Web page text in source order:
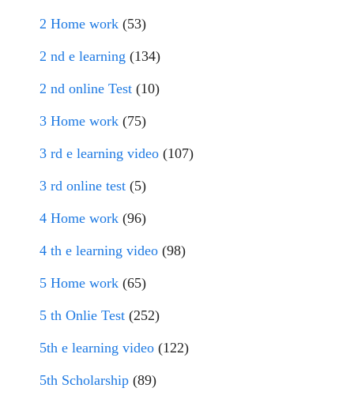
2 Home work (53)
2 nd e learning (134)
2 nd online Test (10)
3 Home work (75)
3 rd e learning video (107)
3 rd online test (5)
4 Home work (96)
4 th e learning video (98)
5 Home work (65)
5 th Onlie Test (252)
5th e learning video (122)
5th Scholarship (89)